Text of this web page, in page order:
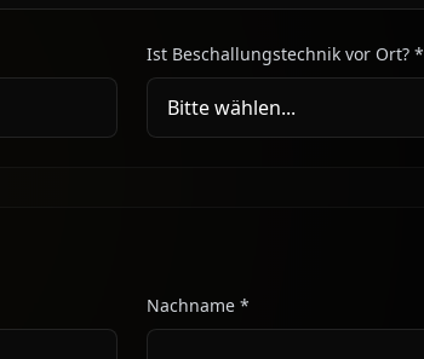
Ist Beschallungstechnik vor Ort? *
Nachname *